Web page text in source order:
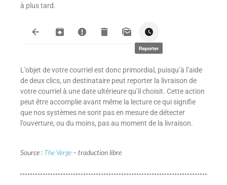
à plus tard.
L’objet de votre courriel est donc primordial, puisqu’à l’aide
de deux clics, un destinataire peut reporter la livraison de
votre courriel à une date ultérieure qu’il choisit. Cette action
peut être accomplie avant même la lecture ce qui signifie
que nos systèmes ne sont pas en mesure de détecter
l’ouverture, ou du moins, pas au moment de la livraison.
Source : The Verge – traduction libre